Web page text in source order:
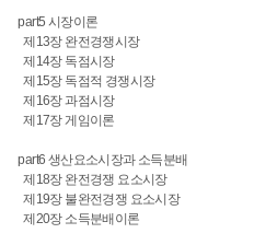
part5 시장이론
제13장 완전경쟁시장
제14장 독점시장
제15장 독점적 경쟁시장
제16장 과점시장
제17장 게임이론
part6 생산요소시장과 소득분배
제18장 완전경쟁 요소시장
제19장 불완전경쟁 요소시장
제20장 소득분배이론